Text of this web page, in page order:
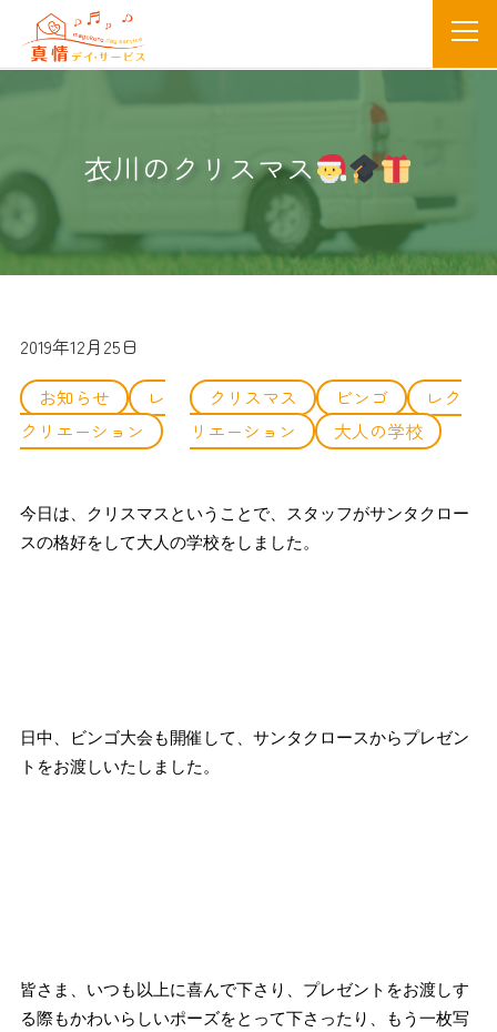
衣川のクリスマス
2019年12月25日
お知らせ
レ
クリエーション
クリスマス ビンゴ
レク
リエーション
大人の学校
今日は、クリスマスということで、スタッフがサンタクロー
スの格好をして大人の学校をしました。
日中、ビンゴ大会も開催して、サンタクロースからプレゼン
トをお渡しいたしました。
皆さま、いつも以上に喜んで下さり、プレゼントをお渡しす
る際もかわいらしいポーズをとって下さったり、もう一枚写